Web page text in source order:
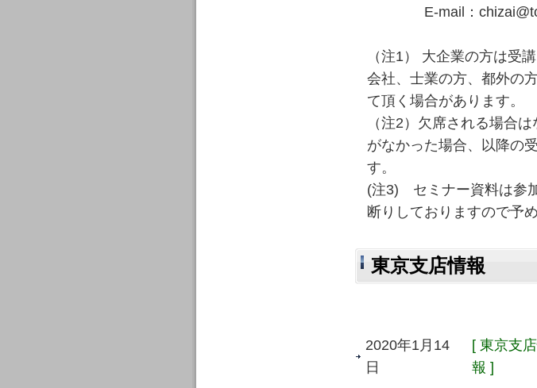
E-mail：
（注1） 大企業の方は受
会社、士業の方、都外の
て頂く場合があります。
（注2）欠席される場合
がなかった場合、以降の
す。
(注3) セミナー資料は参
断りしておりますので予
東京支店情報
2020年1月14
日
[ 東京支
報 ]